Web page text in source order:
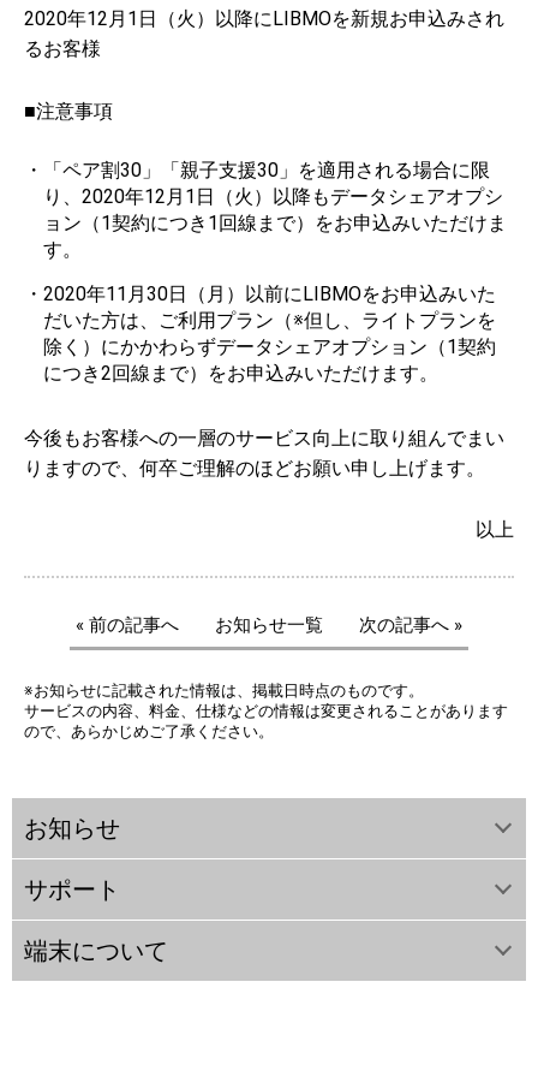
2020年12月1日（火）以降にLIBMOを新規お申込みされ
るお客様
■注意事項
「ペア割30」「親子支援30」を適用される場合に限
り、2020年12月1日（火）以降もデータシェアオプシ
ョン（1契約につき1回線まで）をお申込みいただけま
す。
2020年11月30日（月）以前にLIBMOをお申込みいた
だいた方は、ご利用プラン（※但し、ライトプランを
除く）にかかわらずデータシェアオプション（1契約
につき2回線まで）をお申込みいただけます。
今後もお客様への一層のサービス向上に取り組んでまい
りますので、何卒ご理解のほどお願い申し上げます。
以上
« 前の記事へ お知らせ一覧 次の記事へ »
※お知らせに記載された情報は、掲載日時点のものです。
サービスの内容、料金、仕様などの情報は変更されることがあります
ので、あらかじめご了承ください。
お知らせ
サポート
端末について